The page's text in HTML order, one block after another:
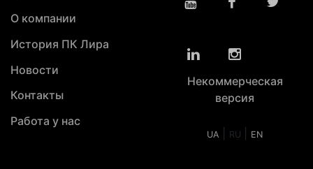
О компании
История ПК Лира
Новости
Контакты
Работа у нас
Некоммерческая
версия
UA RU EN